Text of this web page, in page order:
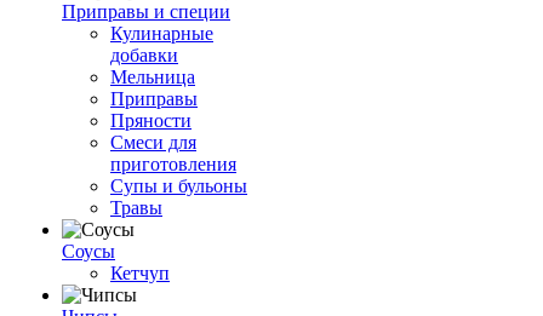
Приправы и специи
Кулинарные
добавки
Мельница
Приправы
Пряности
Смеси для
приготовления
Супы и бульоны
Травы
Соусы
Кетчуп